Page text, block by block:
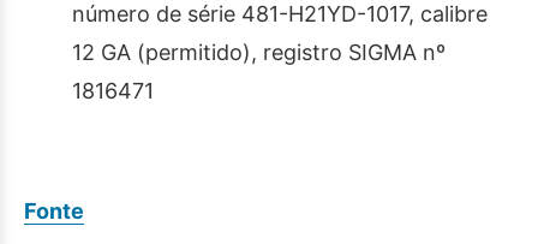
número de série 481-H21YD-1017, calibre
12 GA (permitido), registro SIGMA nº
1816471
Fonte